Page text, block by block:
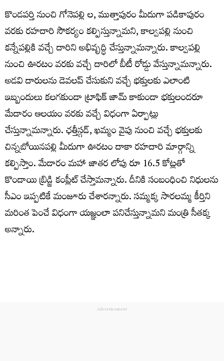
కొండపర్తి నుంచి గోనెపల్లి ల, ముత్తాపురం మీదుగా పడికాపురం
వరకు రహదారి సౌకర్యం కల్పిస్తున్నామని, కాల్వపల్లి నుంచి
కన్నేపల్లికి వచ్చే దారిని అభివృద్ధి చేస్తున్నామన్నారు. కాల్వపల్లి
నుంచి ఊరటం వరకు వచ్చే దారిలో బీటీ రోడ్డు వేస్తున్నామన్నారు.
అడవి దారులను డెవలప్ చేసుకుని వచ్చే భక్తులకు ఎలాంటి
ఇబ్బందులు కలగకుండా ట్రాఫిక్ జామ్ కాకుండా భక్తులందరూ
మేడారం ఆలయం వరకు వచ్చే విధంగా ఏర్పాట్లు
చేస్తున్నామన్నారు. ఛత్తీస్గడ్, ఖమ్మం వైపు నుంచి వచ్చే భక్తులకు
చిన్నబోయినపల్లి మీదుగా ఊరటం దాకా రహదారి మార్గాన్ని
కల్పిస్తాం. మేడారం మహా జాతర లోపు రూ 16.5 కోట్లతో
కొండాయి బ్రిడ్జి కంప్లీట్ చేస్తామన్నారు. దీనికి సంబంధించి నిధులను
సీఎం ఇప్పటికే మంజూరు చేశారన్నారు. సమ్మక్క సారలమ్మ కీర్తిని
మరింత పెంచే విధంగా యజ్ఞంలా పనిచేస్తున్నామని మంత్రి సీతక్క
అన్నారు.